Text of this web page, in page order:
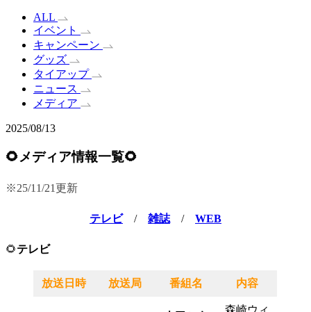
ALL
イベント
キャンペーン
グッズ
タイアップ
ニュース
メディア
2025/08/13
🌻メディア情報一覧🌻
※25/11/21更新
テレビ/ 雑誌/ WEB
🌻テレビ
放送日時 放送局 番組名 内容